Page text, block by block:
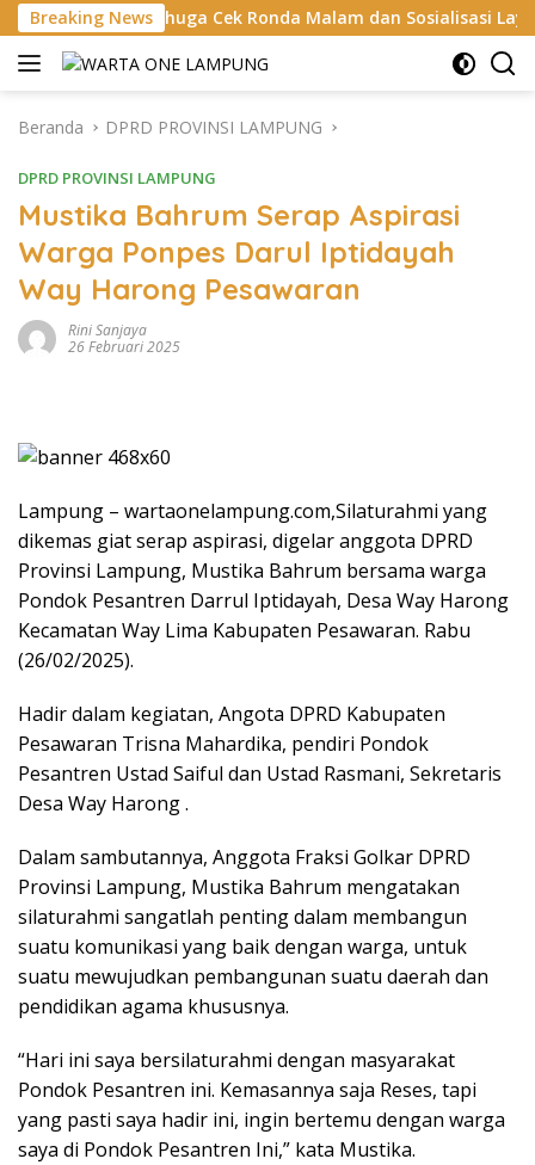
Langsung
ke
konten
Breaking News
Cek Ronda Malam dan Sosialisasi Layanan 110
Beranda DPRD PROVINSI LAMPUNG
DPRD PROVINSI LAMPUNG
Mustika Bahrum Serap Aspirasi
Warga Ponpes Darul Iptidayah
Way Harong Pesawaran
Rini Sanjaya
26 Februari 2025
Lampung – wartaonelampung.com,Silaturahmi yang
dikemas giat serap aspirasi, digelar anggota DPRD
Provinsi Lampung, Mustika Bahrum bersama warga
Pondok Pesantren Darrul Iptidayah, Desa Way Harong
Kecamatan Way Lima Kabupaten Pesawaran. Rabu
(26/02/2025).
Hadir dalam kegiatan, Angota DPRD Kabupaten
Pesawaran Trisna Mahardika, pendiri Pondok
Pesantren Ustad Saiful dan Ustad Rasmani, Sekretaris
Desa Way Harong .
Dalam sambutannya, Anggota Fraksi Golkar DPRD
Provinsi Lampung, Mustika Bahrum mengatakan
silaturahmi sangatlah penting dalam membangun
suatu komunikasi yang baik dengan warga, untuk
suatu mewujudkan pembangunan suatu daerah dan
pendidikan agama khususnya.
“Hari ini saya bersilaturahmi dengan masyarakat
Pondok Pesantren ini. Kemasannya saja Reses, tapi
yang pasti saya hadir ini, ingin bertemu dengan warga
saya di Pondok Pesantren Ini,” kata Mustika.